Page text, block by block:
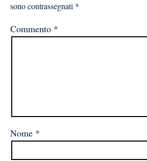
sono contrassegnati *
Commento *
Nome *